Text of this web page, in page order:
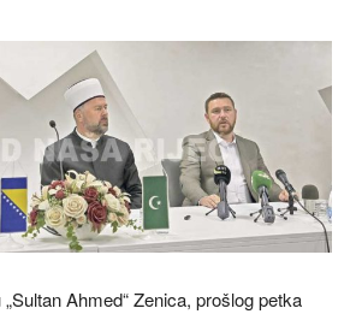
Ahmed“ Zenica, prošlog petka